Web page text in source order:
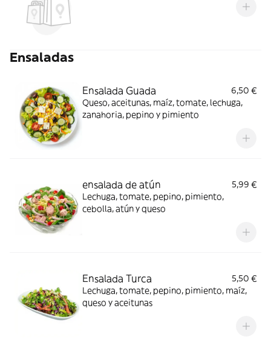
Ensaladas
Ensalada Guada
6,50 €
Queso, aceitunas, maíz, tomate, lechuga,
zanahoria, pepino y pimiento
ensalada de atún
5,99 €
Lechuga, tomate, pepino, pimiento,
cebolla, atún y queso
Ensalada Turca
5,50 €
Lechuga, tomate, pepino, pimiento, maíz,
queso y aceitunas